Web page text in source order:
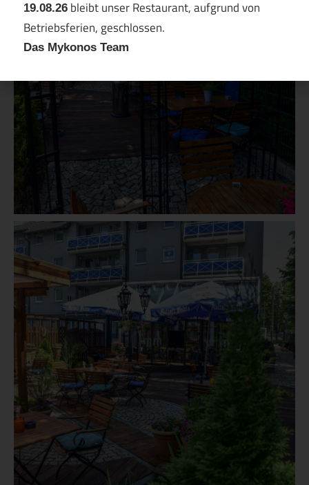
19.08.26bleibt unser Restaurant, aufgrund von
Betriebsferien, geschlossen.
Das Mykonos Team